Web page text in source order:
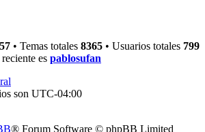
• Temas totales 8365 • Usuarios totales 799
es pablosufan
son UTC-04:00
® Forum Software © phpBB Limited